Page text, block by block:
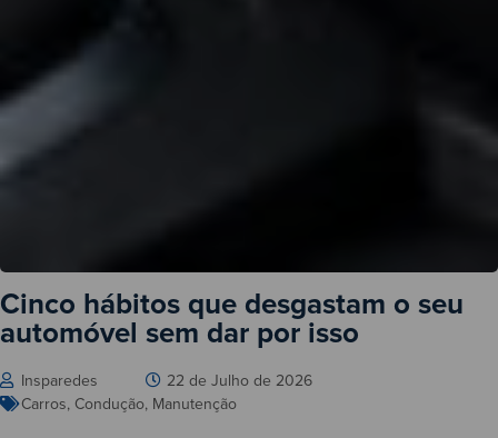
Cinco hábitos que desgastam o seu
automóvel sem dar por isso
Insparedes
22 de Julho de 2026
Carros, Condução, Manutenção